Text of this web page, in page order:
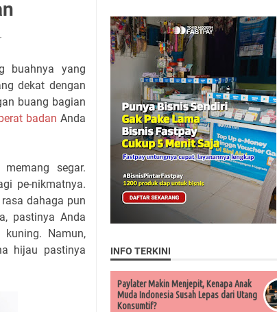
buahnya yang
dekat dengan
buang bagian
badan Anda
segar.
pe-nikmatnya.
dahaga pun
pastinya Anda
Namun,
hijau pastinya
INFO TERKINI
Paylater Makin Menjepit, Kenapa Anak
Muda Indonesia Susah Lepas dari Utang
Konsumtif?